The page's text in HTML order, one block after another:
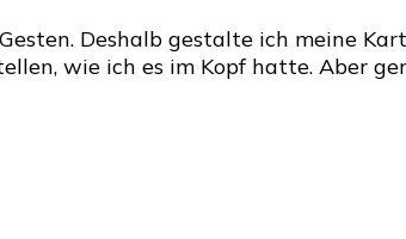
Deshalb gestalte ich meine
wie ich es im Kopf hatte. Aber